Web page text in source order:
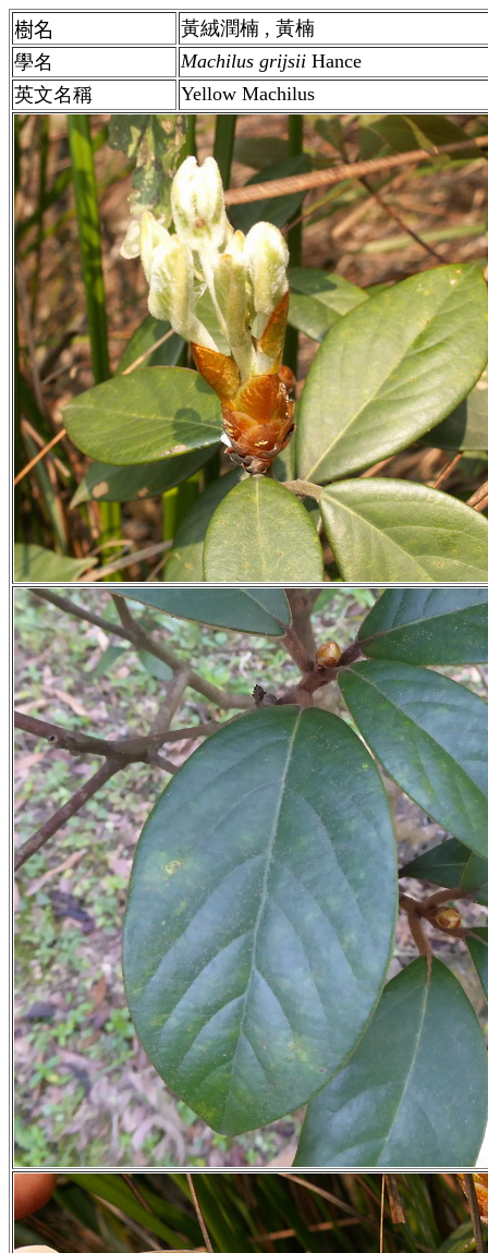
樹名
黃絨潤楠 , 黃楠
學名
Machilus grijsii Hance
英文名稱
Yellow Machilus